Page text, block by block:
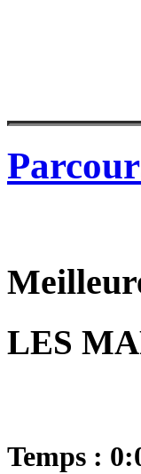
LES
Temps :